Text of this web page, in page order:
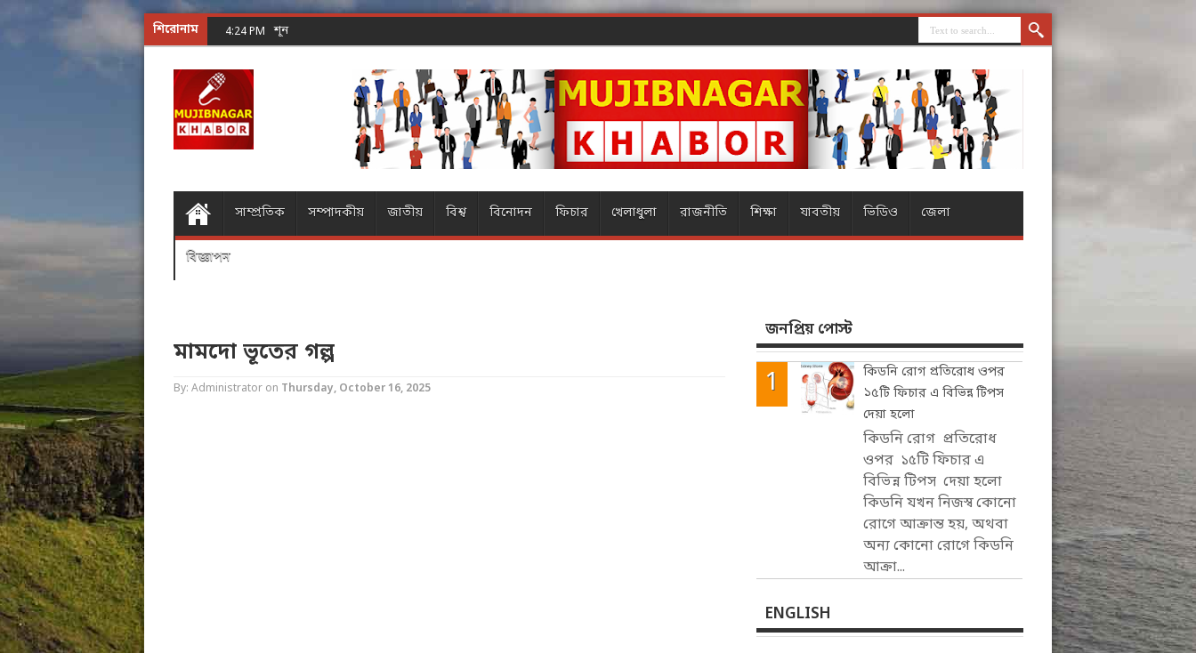
শিরোনাম 4:24 PM শূন্যের গোলকধাঁধা অঙ্ক করার ম্যাজিক
সাম্প্রতিক সম্পাদকীয় জাতীয় বিশ্ব বিনোদন ফিচার খেলাধুলা রাজনীতি শিক্ষা যাবতীয় ভিডিও জেলা
বিজ্ঞাপন
মামদো ভূতের গল্প
By: Administrator on Thursday, October 16, 2025
জনপ্রিয় পোস্ট
কিডনি রোগ প্রতিরোধ ওপর
১৫টি ফিচার এ বিভিন্ন টিপস
দেয়া হলো
কিডনি রোগ প্রতিরোধ
ওপর ১৫টি ফিচার এ
বিভিন্ন টিপস দেয়া হলো
কিডনি যখন নিজস্ব কোনো
রোগে আক্রান্ত হয়, অথবা
অন্য কোনো রোগে কিডনি
আক্রা...
ENGLISH